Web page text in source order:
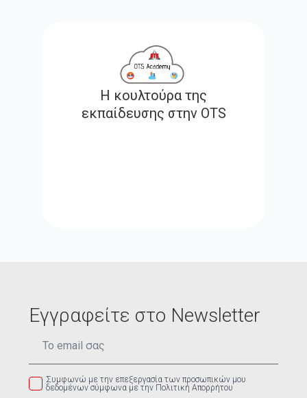
Η κουλτούρα της
εκπαίδευσης στην OTS
Εγγραφείτε στο Newsletter
Συμφωνώ με την επεξεργασία των προσωπικών μου
δεδομένων σύμφωνα με την Πολιτική Απορρήτου